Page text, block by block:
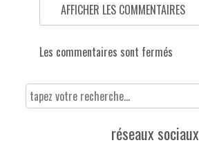
AFFICHER LES COMMENTAIRES
Les commentaires sont fermés
réseaux sociaux